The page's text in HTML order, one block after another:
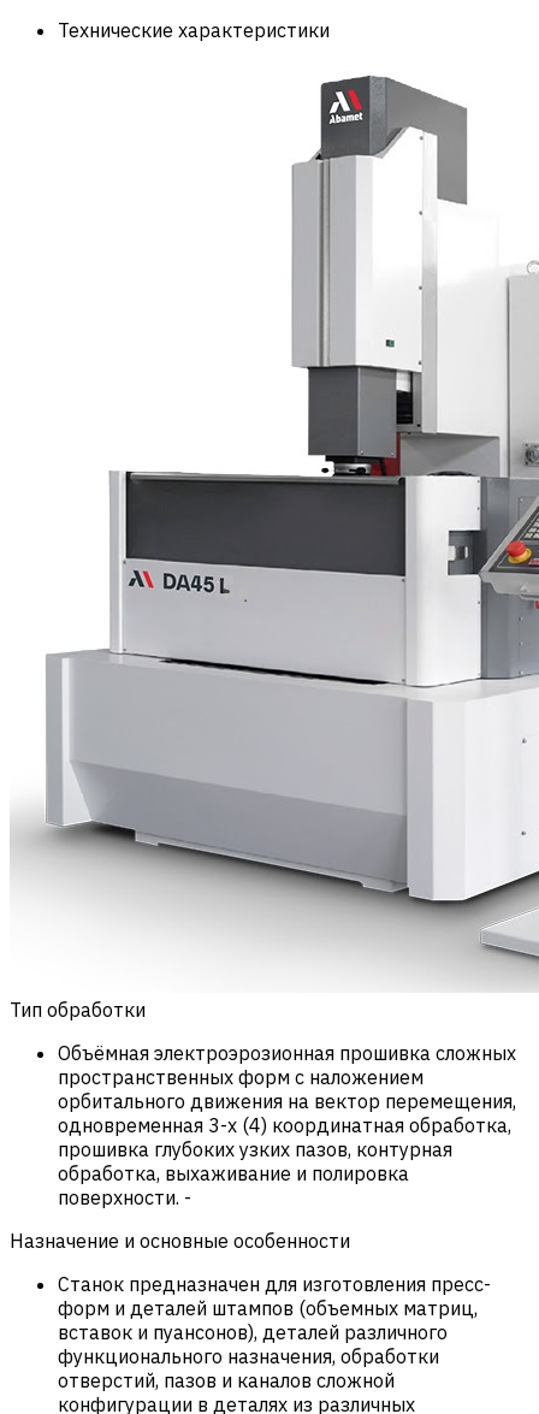
Технические характеристики
Тип обработки
Объёмная электроэрозионная прошивка сложных
пространственных форм с наложением
орбитального движения на вектор перемещения,
одновременная 3-х (4) координатная обработка,
прошивка глубоких узких пазов, контурная
обработка, выхаживание и полировка
поверхности. -
Назначение и основные особенности
Станок предназначен для изготовления пресс-
форм и деталей штампов (объемных матриц,
вставок и пуансонов), деталей различного
функционального назначения, обработки
отверстий, пазов и каналов сложной
конфигурации в деталях из различных